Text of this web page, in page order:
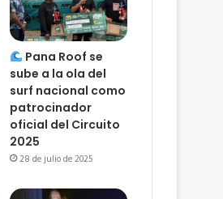
Pana Roof se
sube a la ola del
surf nacional como
patrocinador
oficial del Circuito
2025
28 de julio de 2025